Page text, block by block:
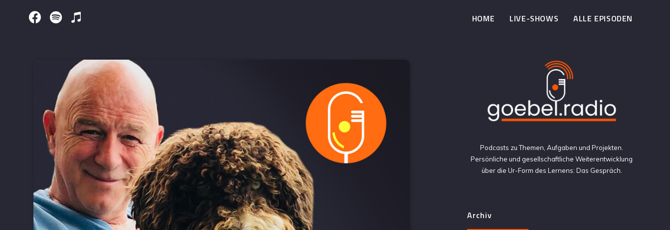
HOME LIVE-SHOWS ALLE EPISODEN
Podcasts zu Themen, Aufgaben und Projekten.
Persönliche und gesellschaftliche Weiterentwicklung
über die Ur-Form des Lernens: Das Gespräch.
Archiv